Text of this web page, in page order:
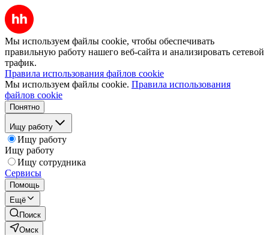
Мы используем файлы cookie, чтобы обеспечивать
правильную работу нашего веб-сайта и анализировать сетевой
трафик.
Правила использования файлов cookie
Мы используем файлы cookie. Правила использования
файлов cookie
Понятно
Ищу работу
Ищу работу
Ищу работу
Ищу сотрудника
Сервисы
Помощь
Ещё
Поиск
Омск